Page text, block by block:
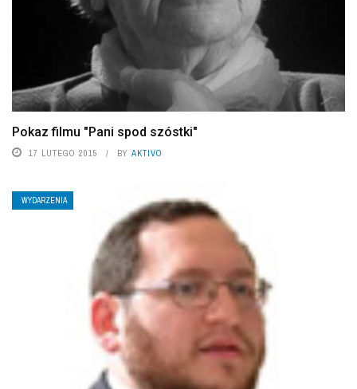
Pokaz filmu "Pani spod szóstki"
17 LUTEGO 2015 BY AKTIVO
WYDARZENIA